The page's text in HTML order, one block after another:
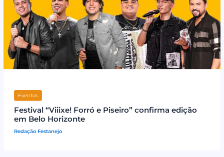
Eventos
Festival “Viiixe! Forró e Piseiro” confirma edição
em Belo Horizonte
Redação Festanejo